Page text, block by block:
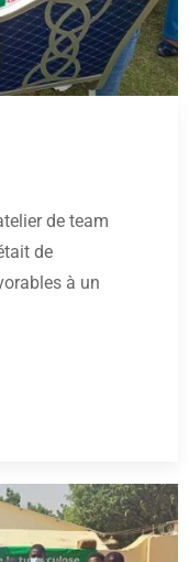
de team
de
à un